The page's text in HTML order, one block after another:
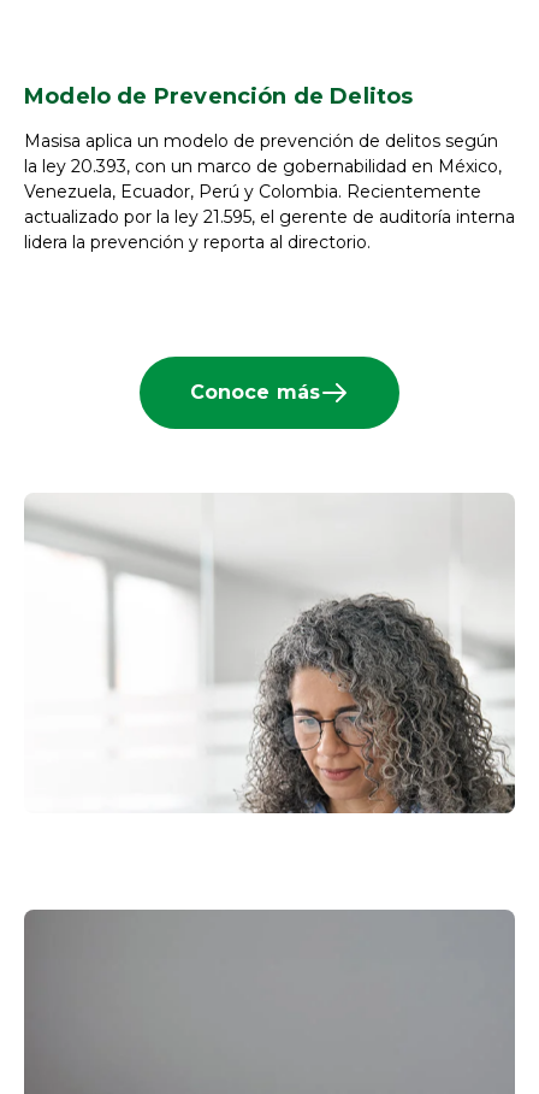
Modelo de Prevención de Delitos
Masisa aplica un modelo de prevención de delitos según
la ley 20.393, con un marco de gobernabilidad en México,
Venezuela, Ecuador, Perú y Colombia. Recientemente
actualizado por la ley 21.595, el gerente de auditoría interna
lidera la prevención y reporta al directorio.
Conoce más